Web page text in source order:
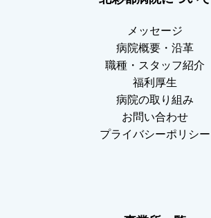
メッセージ
病院概要・沿革
職種・スタッフ紹介
福利厚生
病院の取り組み
お問い合わせ
プライバシーポリシー